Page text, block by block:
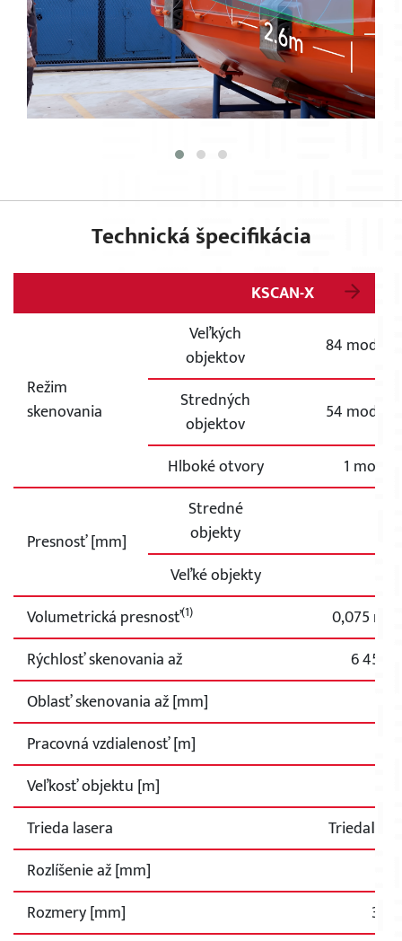
Technická špecifikácia
KSCAN-X
Režim
skenovania
Veľkých
objektov
84
Stredných
objektov
54
Hlboké otvory 1
Presnosť [mm]
Stredné
objekty
Veľké objekty
Volumetrická presnosť(1)
0,075
Rýchlosť skenovania až
6 450
Oblasť skenovania až [mm]
Pracovná vzdialenosť [m]
Veľkosť objektu [m]
Trieda lasera
TriedaⅡ
Rozlíšenie až [mm]
Rozmery [mm]
344